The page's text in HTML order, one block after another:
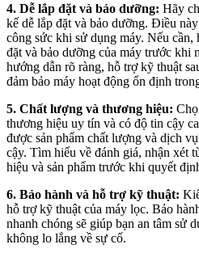
4. Dễ lắp đặt và bảo dưỡng: Hãy
kế dễ lắp đặt và bảo dưỡng. Điều
công sức khi sử dụng máy. Nếu
đặt và bảo dưỡng của máy trước khi
hướng dẫn rõ ràng, hỗ trợ kỹ thuật
đảm bảo máy hoạt động ổn định
5. Chất lượng và thương hiệu:
thương hiệu uy tín và có độ tin cậy
được sản phẩm chất lượng và dịch
cậy. Tìm hiểu về đánh giá, nhận xét
hiệu và sản phẩm trước khi quyết
6. Bảo hành và hỗ trợ kỹ thuật:
hỗ trợ kỹ thuật của máy lọc. Bảo
nhanh chóng sẽ giúp bạn an tâm sử
không lo lắng về sự cố.